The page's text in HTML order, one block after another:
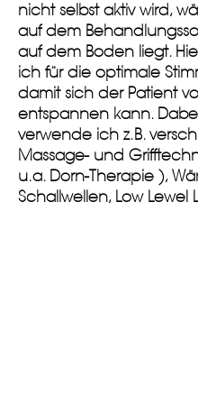
nicht selbst aktiv wird,
auf dem
auf dem Boden liegt.
ich für die optimale
damit sich der Patient
entspannen kann.
verwende ich z.B.
Massage- und
u.a. Dorn-Therapie ),
Schallwellen, Low Lewel